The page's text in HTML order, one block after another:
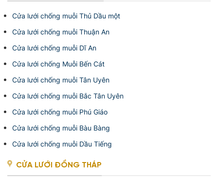
Cửa lưới chống muỗi Thủ Dầu một
Cửa lưới chống muỗi Thuận An
Cửa lưới chống muỗi Dĩ An
Cửa lưới chống Muỗi Bến Cát
Cửa lưới chống muỗi Tân Uyên
Cửa lưới chống muỗi Bắc Tân Uyên
Cửa lưới chống muỗi Phú Giáo
Cửa lưới chống muỗi Bàu Bàng
Cửa lưới chống muỗi Dầu Tiếng
CỬA LƯỚI ĐỒNG THÁP